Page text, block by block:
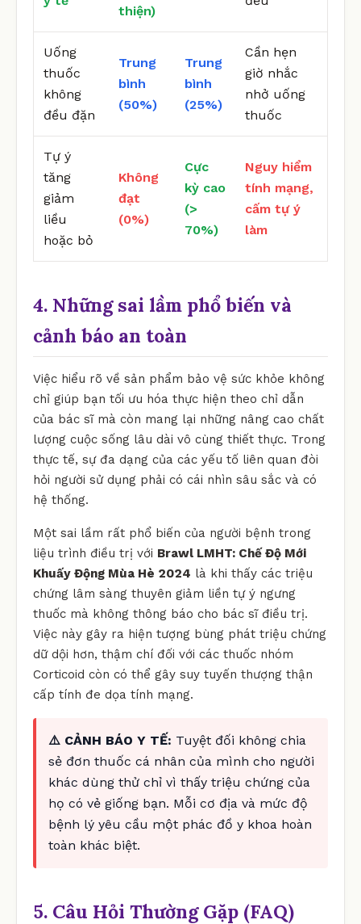
thiện)
Uống
thuốc
không
đều đặn
Trung
bình
(50%)
Trung
bình
(25%)
Cần hẹn
giờ nhắc
nhở uống
thuốc
Tự ý
tăng
giảm
liều
hoặc bỏ
Không
đạt
(0%)
Cực
kỳ cao
(>
70%)
Nguy hiểm
tính mạng,
cấm tự ý
làm
4. Những sai lầm phổ biến và
cảnh báo an toàn
Việc hiểu rõ về sản phẩm bảo vệ sức khỏe không
chỉ giúp bạn tối ưu hóa thực hiện theo chỉ dẫn
của bác sĩ mà còn mang lại những nâng cao chất
lượng cuộc sống lâu dài vô cùng thiết thực. Trong
thực tế, sự đa dạng của các yếu tố liên quan đòi
hỏi người sử dụng phải có cái nhìn sâu sắc và có
hệ thống.
Một sai lầm rất phổ biến của người bệnh trong
liệu trình điều trị với Brawl LMHT: Chế Độ Mới
Khuấy Động Mùa Hè 2024 là khi thấy các triệu
chứng lâm sàng thuyên giảm liền tự ý ngưng
thuốc mà không thông báo cho bác sĩ điều trị.
Việc này gây ra hiện tượng bùng phát triệu chứng
dữ dội hơn, thậm chí đối với các thuốc nhóm
Corticoid còn có thể gây suy tuyến thượng thận
cấp tính đe dọa tính mạng.
⚠️ CẢNH BÁO Y TẾ: Tuyệt đối không chia
sẻ đơn thuốc cá nhân của mình cho người
khác dùng thử chỉ vì thấy triệu chứng của
họ có vẻ giống bạn. Mỗi cơ địa và mức độ
bệnh lý yêu cầu một phác đồ y khoa hoàn
toàn khác biệt.
5. Câu Hỏi Thường Gặp (FAQ)